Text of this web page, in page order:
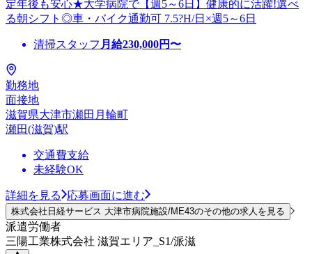
定年後も安心★大学病院で【週5～6日】健康的に活躍!選べ
る朝シフト◎車・バイク通勤可 7.5?H/日×週5～6日
清掃スタッフ 月給230,000円〜
勤務地
面接地
滋賀県大津市瀬田月輪町
瀬田(滋賀)駅
交通費支給
未経験OK
詳細を見る 応募画面に進む
株式会社日経サービス 大津市病院施設/ME43のその他の求人を見る
派遣労働者
三陽工業株式会社 滋賀エリア_S1/派滋